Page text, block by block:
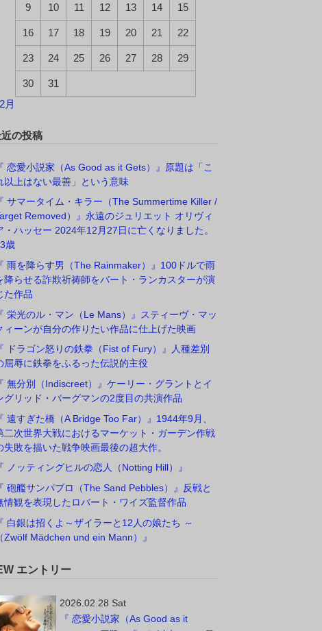
9 10 11 12 13 14 15
16 17 18 19 20 21 22
23 24 25 26 27 28 29
30
31
月
の投稿
『 恋愛小説家（As Good as it Gets）』原題は「こ
以上はない最善」という意味
『 サマータイム・キラー（The Summertime Killer /
Removed）』永遠のジュリエット オリヴィ
・ハッセー 2024年12月27日に亡くなりました。
歳
『 雨を降らす男（The Rainmaker）』100ドルで雨
降らせる詐欺祈祷師をバート・ランカスターが演
た作品
『 栄光のル・マン（Le Mans）』スティーヴ・マッ
ィーンが自分の作りたい作品に仕上げた映画
『 ドラゴン怒りの鉄拳（Fist of Fury）』人種差別
屈辱に鉄拳をふるった伝説的主役
『 無分別（Indiscreet）』ケーリー・グラントとイ
グリッド・バーグマンの2度目の共演作品
『 遠すぎた橋（A Bridge Too Far）』1944年9月、
二次世界大戦におけるマーケット・ガーデン作戦
失敗を描いた戦争映画最後の超大作。
『 ノッティングヒルの恋人（Notting Hill）』
『 砲艦サンパブロ（The Sand Pebbles）』反戦と
情観を表現したロバート・ワイズ監督作品
『 白銀は招くよ～ザイラーと12人の娘たち ～
（Zwölf Mädchen und ein Mann）』
エントリー
2026.02.28 Sat
『 恋愛小説家（As Good as it